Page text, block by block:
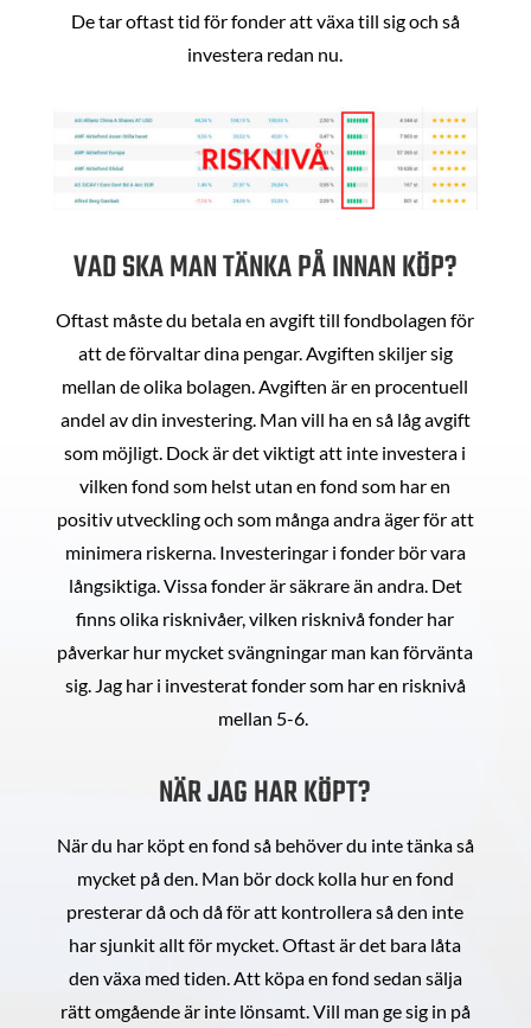
De tar oftast tid för fonder att växa till sig och så
investera redan nu.
VAD SKA MAN TÄNKA PÅ INNAN KÖP?
Oftast måste du betala en avgift till fondbolagen för
att de förvaltar dina pengar. Avgiften skiljer sig
mellan de olika bolagen. Avgiften är en procentuell
andel av din investering. Man vill ha en så låg avgift
som möjligt. Dock är det viktigt att inte investera i
vilken fond som helst utan en fond som har en
positiv utveckling och som många andra äger för att
minimera riskerna. Investeringar i fonder bör vara
långsiktiga. Vissa fonder är säkrare än andra. Det
finns olika risknivåer, vilken risknivå fonder har
påverkar hur mycket svängningar man kan förvänta
sig. Jag har i investerat fonder som har en risknivå
mellan 5-6.
NÄR JAG HAR KÖPT?
När du har köpt en fond så behöver du inte tänka så
mycket på den. Man bör dock kolla hur en fond
presterar då och då för att kontrollera så den inte
har sjunkit allt för mycket. Oftast är det bara låta
den växa med tiden. Att köpa en fond sedan sälja
rätt omgående är inte lönsamt. Vill man ge sig in på